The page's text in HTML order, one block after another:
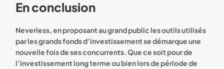
En conclusion
Neverless, en proposant au grand public les outils utilisés
par les grands fonds d’investissement se démarque une
nouvelle fois de ses concurrents. Que ce soit pour de
l’investissement long terme ou bien lors de période de